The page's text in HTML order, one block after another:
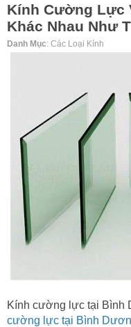
Kính Cường Lực
Khác Nhau Như
Danh Mục: Các Loại Kính
Kính cường lực tại Bình
cường lực tại Bình